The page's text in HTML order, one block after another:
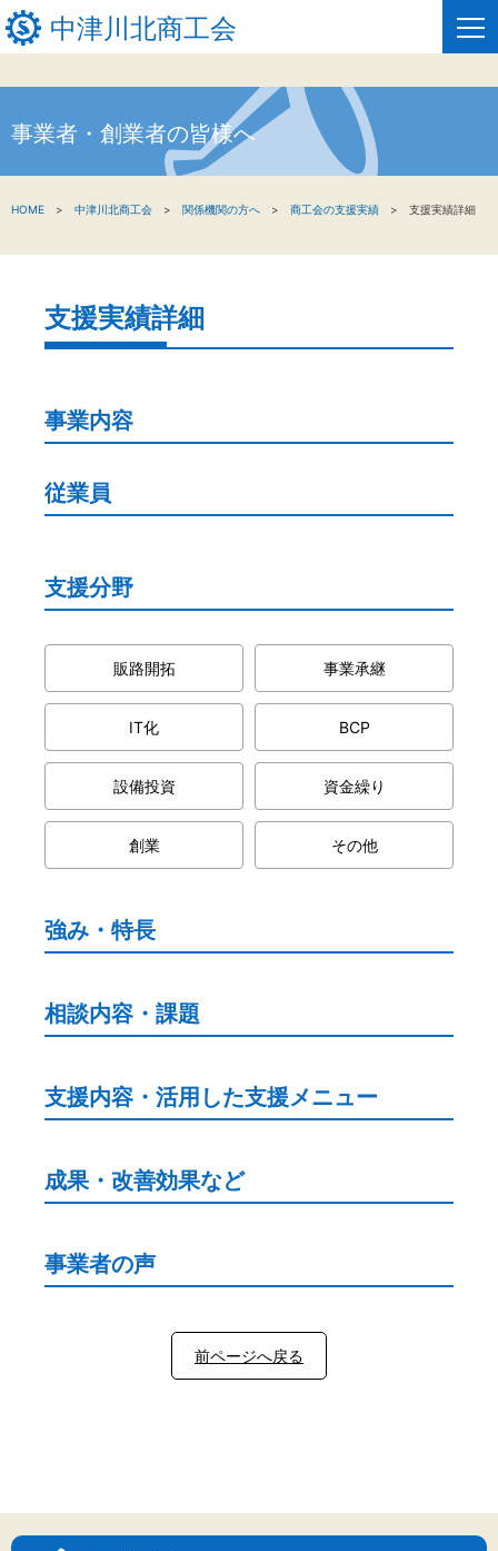
中津川北商工会
HOME
中津川北商工会について
お問い合わせ
事業者・創業者の皆様へ
HOME 中津川北商工会 関係機関の方へ 商工会の支援実績 支援実績詳細
支援実績詳細
事業内容
従業員
支援分野
販路開拓 事業承継
IT化 BCP
設備投資 資金繰り
創業 その他
強み・特長
相談内容・課題
支援内容・活用した支援メニュー
成果・改善効果など
事業者の声
前ページへ戻る